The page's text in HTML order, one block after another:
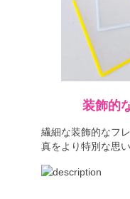
装飾的
繊細な装飾的なフ
真をより特別な思